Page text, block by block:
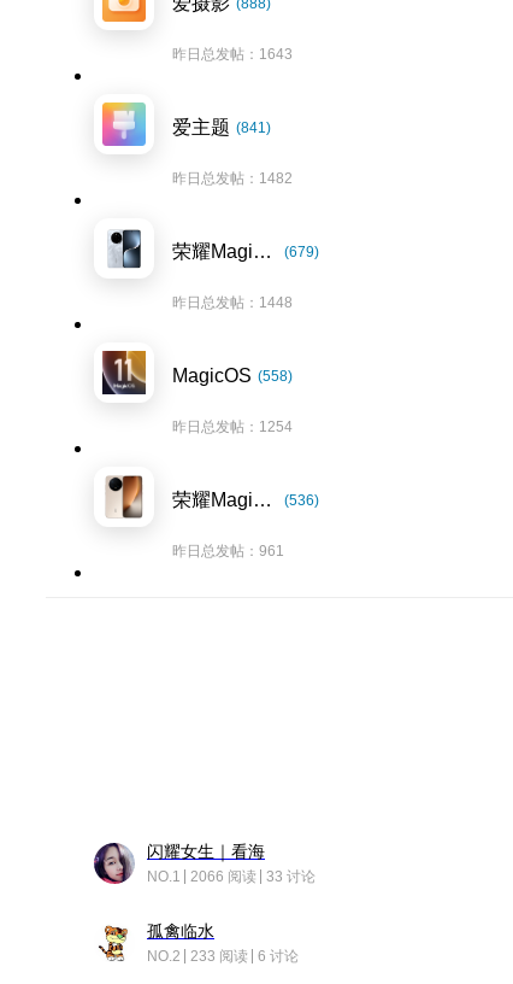
(888)
昨日总发帖：1643
爱主题 (841)
昨日总发帖：1482
荣耀Magic7系列 (679)
昨日总发帖：1448
MagicOS (558)
昨日总发帖：1254
荣耀Magic8系列 (536)
昨日总发帖：961
闪耀女生｜看海
NO.1 2066 阅读 33 讨论
孤禽临水
NO.2 233 阅读 6 讨论